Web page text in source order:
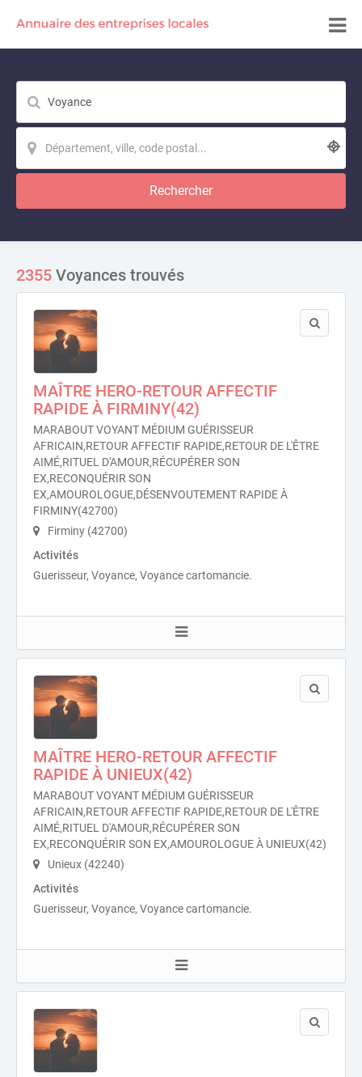
Rechercher
2355 Voyances trouvés
MAÎTRE HERO-RETOUR AFFECTIF
RAPIDE À FIRMINY(42)
MARABOUT VOYANT MÉDIUM GUÉRISSEUR
AFRICAIN,RETOUR AFFECTIF RAPIDE,RETOUR DE L'ÊTRE
AIMÉ,RITUEL D'AMOUR,RÉCUPÉRER SON
EX,RECONQUÉRIR SON
EX,AMOUROLOGUE,DÉSENVOUTEMENT RAPIDE À
FIRMINY(42700)
Firminy (42700)
Activités
Guerisseur, Voyance, Voyance cartomancie.
MAÎTRE HERO-RETOUR AFFECTIF
RAPIDE À UNIEUX(42)
MARABOUT VOYANT MÉDIUM GUÉRISSEUR
AFRICAIN,RETOUR AFFECTIF RAPIDE,RETOUR DE L'ÊTRE
AIMÉ,RITUEL D'AMOUR,RÉCUPÉRER SON
EX,RECONQUÉRIR SON EX,AMOUROLOGUE À UNIEUX(42)
Unieux (42240)
Activités
Guerisseur, Voyance, Voyance cartomancie.